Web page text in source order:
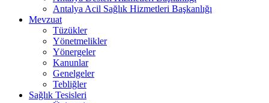
Antalya Acil Sağlık Hizmetleri Başkanlığı
Mevzuat
Tüzükler
Yönetmelikler
Yönergeler
Kanunlar
Genelgeler
Tebliğler
Sağlık Tesisleri